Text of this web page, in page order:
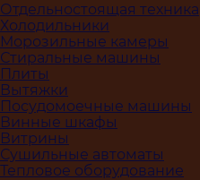
Отдельностоящая техника
Холодильники
Морозильные камеры
Стиральные машины
Плиты
Вытяжки
Посудомоечные машины
Винные шкафы
Витрины
Сушильные автоматы
Тепловое оборудование